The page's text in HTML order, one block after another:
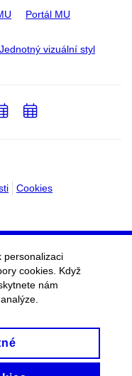
Portál MU
Jednotný vizuální styl
Cookies
PřidatPřidat
personalizaci
cookies. Když
nám